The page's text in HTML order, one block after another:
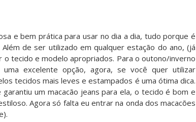
e bem prática para usar no dia a dia, tudo porque é
de ser utilizado em qualquer estação do ano, (já
o tecido e modelo apropriados. Para o outono/inverno
excelente opção, agora, se você quer utilizar
tecidos mais leves e estampados é uma ótima dica.
um macacão jeans para ela, o tecido é bom e
Agora só falta eu entrar na onda dos macacões